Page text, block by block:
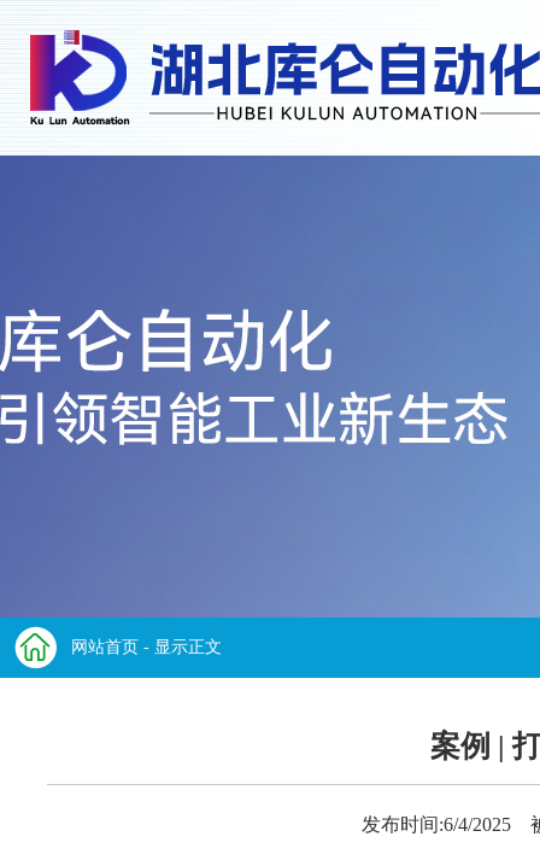
网站首页 - 显示正文
案例 |
发布时间:6/4/2025